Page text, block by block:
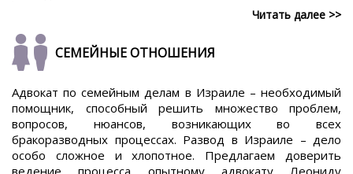
Читать далее >>
СЕМЕЙНЫЕ ОТНОШЕНИЯ
Адвокат по семейным делам в Израиле – необходимый
помощник, способный решить множество проблем,
вопросов, нюансов, возникающих во всех
бракоразводных процессах. Развод в Израиле – дело
особо сложное и хлопотное. Предлагаем доверить
ведение процесса опытному адвокату Леониду